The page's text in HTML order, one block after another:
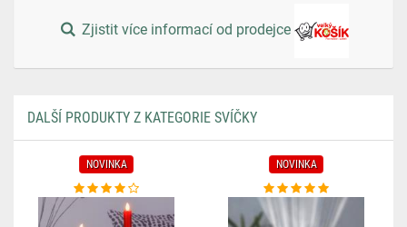
Zjistit více informací od prodejce
DALŠÍ PRODUKTY Z KATEGORIE SVÍČKY
NOVINKA NOVINKA